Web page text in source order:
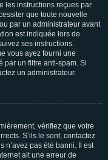
les instructions reçues par
que toute nouvelle
par un administrateur avant
est indiquée lors de
ses instructions.
vous ayez fourni une
par un filtre anti-spam. Si
un administrateur.
vérifiez que votre
S’ils le sont, contactez
n’avez pas été banni. Il est
ait une erreur de